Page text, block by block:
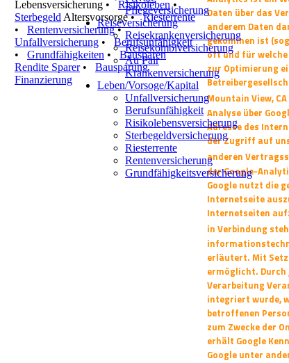
Lebensversicherung •Risikoleben •
Sterbegeld Altersvorsorge •Riesterrente
• Rentenversicherung •
Unfallversicherung • Berufsunfähigkeit
• Grundfähigkeiten • Bausparen
Rendite Sparer • Bausparung
Finanzierung
Daten über das
anderem Daten
gekommen ist
oft und für welche
zur Optimierung
Mountain View,
Analyse über
Adresse des
der Zugriff auf
anderen
der Google-
Google nutzt die
Internetseite
Internetseiten
in Verbindung
erläutert. Mit
ermöglicht.
Verarbeitung
integriert wurde,
betroffenen
zum Zwecke der
erhält Google
Google unter
Pflegeversicherung
Reiseversicherung
Reisekrankenversicherung
Reisekombiversicherung
Au Pair
Krankenversicherung
Leben/Vorsoge/Kapital
Unfallversicherung
Berufsunfähigkeit
Risikolebensversicherung
Sterbegeldversicherung
Riesterrente
Rentenversicherung
Grundfähigkeitsversicherung